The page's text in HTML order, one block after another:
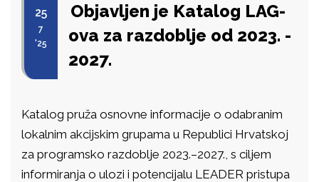
25
7
'25
Objavljen je Katalog LAG-
ova za razdoblje od 2023. -
2027.
Katalog pruža osnovne informacije o odabranim
lokalnim akcijskim grupama u Republici Hrvatskoj
za programsko razdoblje 2023.–2027., s ciljem
informiranja o ulozi i potencijalu LEADER pristupa